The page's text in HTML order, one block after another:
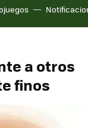
a otros
finos